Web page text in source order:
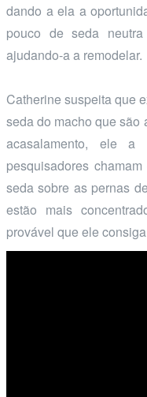
dando a ela a
pouco de seda
ajudando-a a remodelar.
Catherine suspeita que
seda do macho que são
acasalamento, ele
pesquisadores
seda sobre as pernas
estão mais
provável que ele